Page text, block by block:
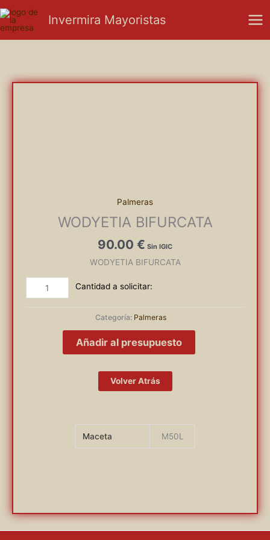
al
contenido
Invermira Mayoristas
Palmeras
WODYETIA BIFURCATA
90.00 €
WODYETIA BIFURCATA
WODYETIA
BIFURCATA
cantidad
Categoría: Palmeras
Añadir al presupuesto
Volver Atrás
Maceta M50L